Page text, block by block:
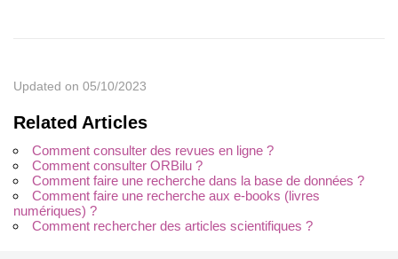
Updated on 05/10/2023
Related Articles
Comment consulter des revues en ligne ?
Comment consulter ORBilu ?
Comment faire une recherche dans la base de données ?
Comment faire une recherche aux e-books (livres
numériques) ?
Comment rechercher des articles scientifiques ?